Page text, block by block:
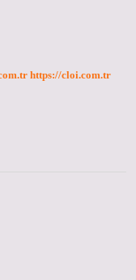
https://cloi.com.tr